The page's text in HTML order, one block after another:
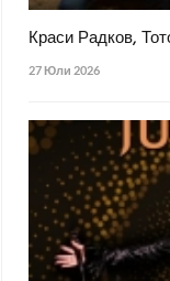
Краси Радков,
27 Юли 2026